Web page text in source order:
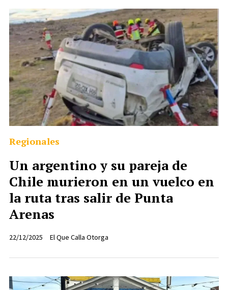
Un argentino y su pareja de
Chile murieron en un vuelco en
la ruta tras salir de Punta
Arenas
El Que Calla Otorga
Regionales
22/12/2025